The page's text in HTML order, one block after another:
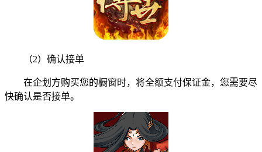
（2）确认接单
在企划方购买您的橱窗时，将全额支付保证金，您需要尽
快确认是否接单。